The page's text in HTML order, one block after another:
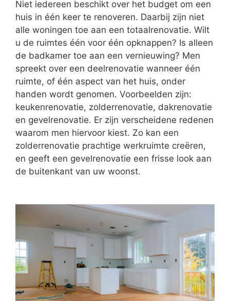
Niet iedereen beschikt over het budget om een
huis in één keer te renoveren. Daarbij zijn niet
alle woningen toe aan een totaalrenovatie. Wilt
u de ruimtes één voor één opknappen? Is alleen
de badkamer toe aan een vernieuwing? Men
spreekt over een deelrenovatie wanneer één
ruimte, of één aspect van het huis, onder
handen wordt genomen. Voorbeelden zijn:
keukenrenovatie, zolderrenovatie, dakrenovatie
en gevelrenovatie. Er zijn verscheidene redenen
waarom men hiervoor kiest. Zo kan een
zolderrenovatie prachtige werkruimte creëren,
en geeft een gevelrenovatie een frisse look aan
de buitenkant van uw woonst.